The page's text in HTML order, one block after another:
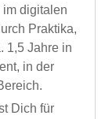
im digitalen
Praktika,
1,5 Jahre in
in der
Dich für